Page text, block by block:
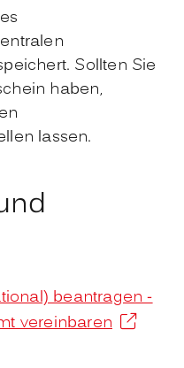
ichert. Sollten Sie
haben,
lassen.
beantragen -
vereinbaren